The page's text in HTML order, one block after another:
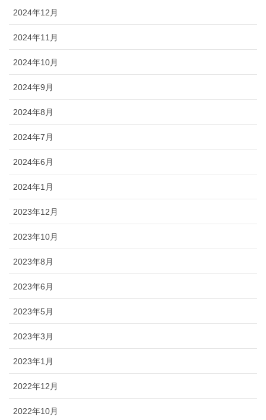
2024年12月
2024年11月
2024年10月
2024年9月
2024年8月
2024年7月
2024年6月
2024年1月
2023年12月
2023年10月
2023年8月
2023年6月
2023年5月
2023年3月
2023年1月
2022年12月
2022年10月